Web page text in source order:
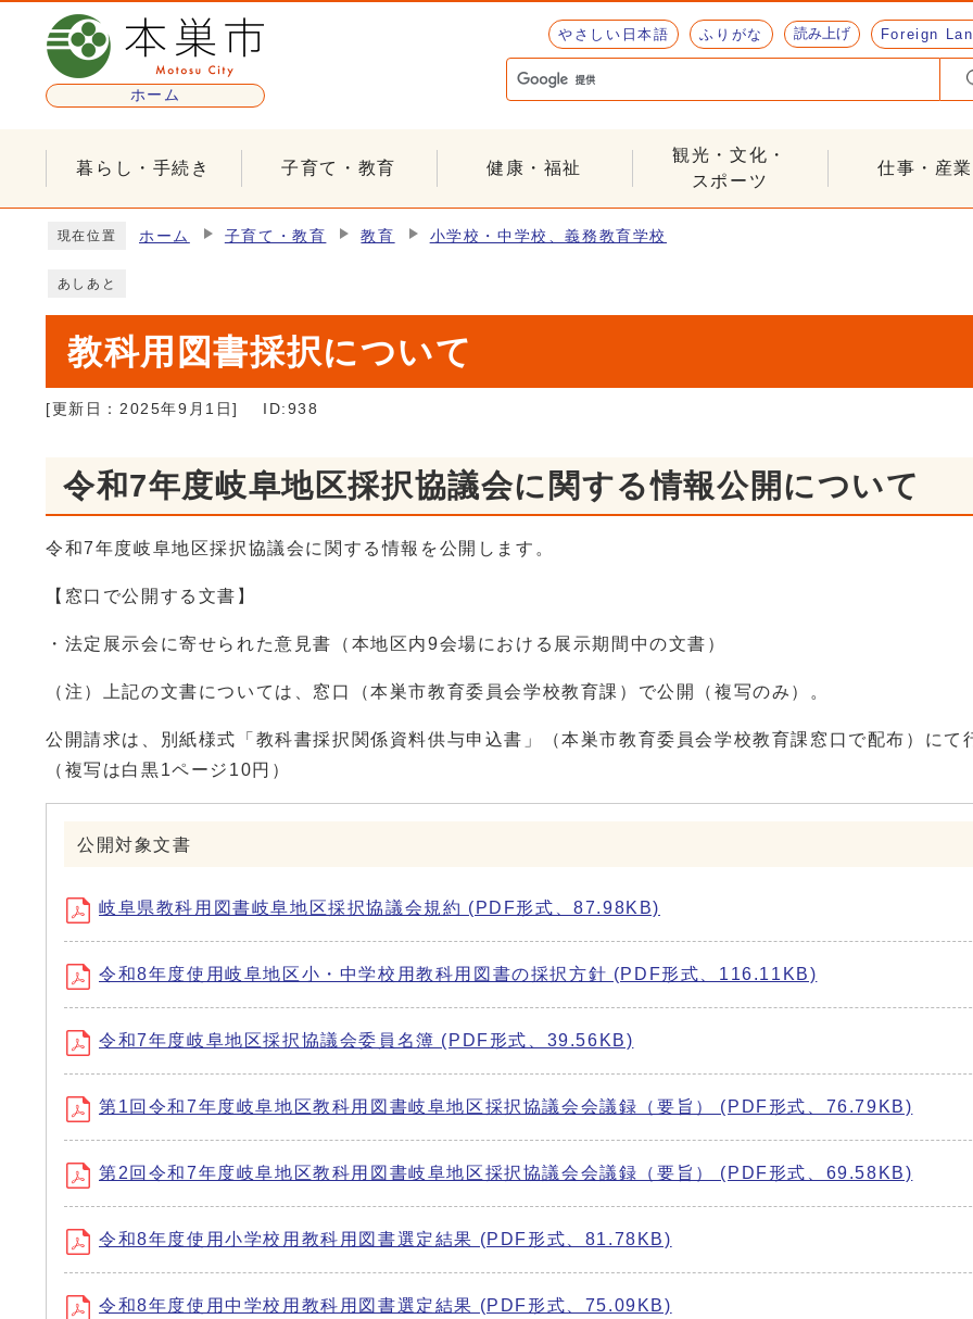
ページの先頭です
ホーム
やさしい日本語 ふりがな 読み上げ Foreign
暮らし・手続き 子育て・教育 健康・福祉
観光・文化・
スポーツ
仕事・産業
現在位置 ホーム 子育て・教育 教育 小学校・中学校、義務教育学校
あしあと
教科用図書採択について
[更新日： 2025年9月1日] ID:938
令和7年度岐阜地区採択協議会に関する情報公開について
令和7年度岐阜地区採択協議会に関する情報を公開します。
【窓口で公開する文書】
・法定展示会に寄せられた意見書（本地区内9会場における展示期間中の文書）
（注）上記の文書については、窓口（本巣市教育委員会学校教育課）で公開（複写のみ）。
公開請求は、別紙様式「教科書採択関係資料供与申込書」（本巣市教育委員会学校教育課窓口で配布）にて
（複写は白黒1ページ10円）
公開対象文書
岐阜県教科用図書岐阜地区採択協議会規約 (PDF形式、87.98KB)
令和8年度使用岐阜地区小・中学校用教科用図書の採択方針 (PDF形式、116.11KB)
令和7年度岐阜地区採択協議会委員名簿 (PDF形式、39.56KB)
第1回令和7年度岐阜地区教科用図書岐阜地区採択協議会会議録（要旨） (PDF形式、76.79KB)
第2回令和7年度岐阜地区教科用図書岐阜地区採択協議会会議録（要旨） (PDF形式、69.58KB)
令和8年度使用小学校用教科用図書選定結果 (PDF形式、81.78KB)
令和8年度使用中学校用教科用図書選定結果 (PDF形式、75.09KB)